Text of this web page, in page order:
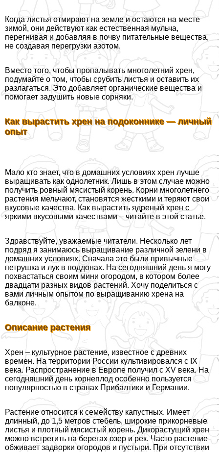
Когда листья отмирают на земле и остаются на месте
зимой, они действуют как естественная мульча,
перегнивая и добавляя в почву питательные вещества,
не создавая перегрузки азотом.
Вместо того, чтобы пропалывать многолетний хрен,
подумайте о том, чтобы срубить листья и оставить их
разлагаться. Это добавляет органические вещества и
помогает задушить новые сорняки.
Как вырастить хрен на подоконнике — личный
опыт
Мало кто знает, что в домашних условиях хрен лучше
выращивать как однолетник. Лишь в этом случае можно
получить ровный мясистый корень. Корни многолетнего
растения мельчают, становятся жесткими и теряют свои
вкусовые качества. Как вырастить ядреный хрен с
яркими вкусовыми качествами – читайте в этой статье.
Здравствуйте, уважаемые читатели. Несколько лет
подряд я занимаюсь выращивание различной зелени в
домашних условиях. Сначала это были привычные
петрушка и лук в поддонах. На сегодняшний день я могу
похвастаться своим мини огородом, в котором более
двадцати разных видов растений. Хочу поделиться с
вами личным опытом по выращиванию хрена на
балконе.
Описание растения
Хрен – культурное растение, известное с древних
времен. На территории России культивировался с IX
века. Распространение в Европе получил с XV века. На
сегодняшний день корнеплод особенно пользуется
популярностью в странах Прибалтики и Германии.
Растение относится к семейству капустных. Имеет
длинный, до 1,5 метров стебель, широкие прикорневые
листья и плотный мясистый корень. Дикорастущий хрен
можно встретить на берегах озер и рек. Часто растение
обживает задворки огородов и пустыри. При отсутствии